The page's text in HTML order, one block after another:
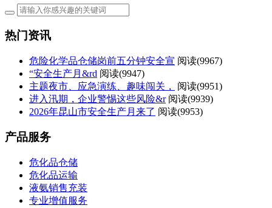
热门资讯
危险化学品仓储岗前五分钟安全宣 阅读(9967)
“安全生产月&rd 阅读(9947)
主题夜市、应急演练、趣味闯关，
阅读(9951)
进入汛期，企业警惕这些风险&r 阅读(9939)
2026年昆山市安全生产月来了 阅读(9953)
产品服务
危化品仓储
危化品运输
液氨销售充装
专业增值服务